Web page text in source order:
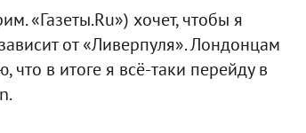
«Газеты.Ru») хочет, чтобы я
от «Ливерпуля». Лондонцам
что в итоге я всё-таки перейду в